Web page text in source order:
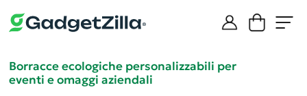
Borracce ecologiche personalizzabili per
eventi e omaggi aziendali